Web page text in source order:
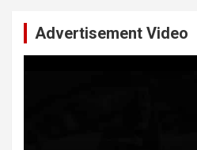
Advertisement Video